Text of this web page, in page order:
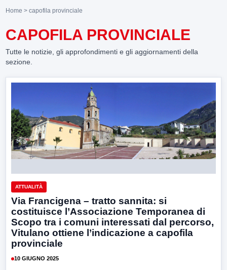
Home > capofila provinciale
CAPOFILA PROVINCIALE
Tutte le notizie, gli approfondimenti e gli aggiornamenti della
sezione.
ATTUALITÀ
Via Francigena – tratto sannita: si
costituisce l’Associazione Temporanea di
Scopo tra i comuni interessati dal percorso,
Vitulano ottiene l’indicazione a capofila
provinciale
10 GIUGNO 2025